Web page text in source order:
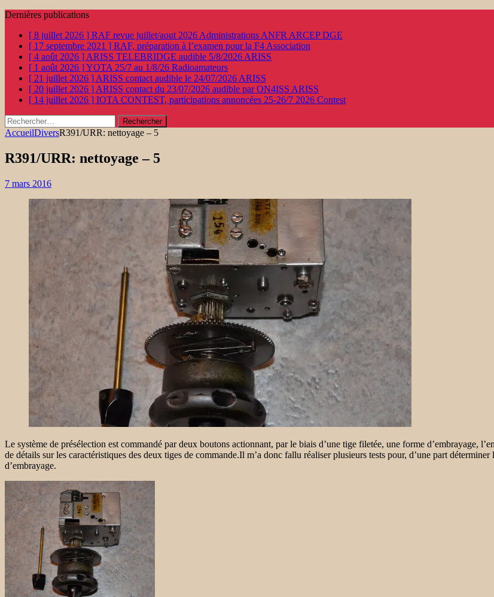
Dernières publications
[ 8 juillet 2026 ] RAF revue juillet/aout 2026 Administrations ANFR ARCEP DGE
[ 17 septembre 2021 ] RAF, préparation à l’examen pour la F4 Association
[ 4 août 2026 ] ARISS TELEBRIDGE audible 5/8/2026 ARISS
[ 1 août 2026 ]YOTA 25/7 au 1/8/26 Radioamateurs
[ 21 juillet 2026 ] ARISS contact audible le 24/07/2026 ARISS
[ 20 juillet 2026 ] ARISS contact du 23/07/2026 audible par ON4ISS ARISS
[ 14 juillet 2026 ] IOTA CONTEST, participations annoncées 25-26/7 2026 Contest
Rechercher :
AccueilDiversR391/URR: nettoyage – 5
R391/URR: nettoyage – 5
7 mars 2016
Le système de présélection est commandé par deux boutons actionnant, par le biais d’une tige filetée, une forme d’embrayage,
de détails sur les caractéristiques des deux tiges de commande.Il m’a donc fallu réaliser plusieurs tests pour, d’une part
d’embrayage.